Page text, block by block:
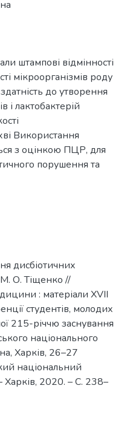
штампові відмінності
мікроорганізмів роду
до утворення
і лактобактерій
Використання
з оцінкою ПЦР, для
порушення та
дисбіотичних
О. Тіщенко //
: матеріали XVІІ
студентів, молодих
215-річчю заснування
національного
Харків, 26–27
національний
Харків, 2020. – С. 238–